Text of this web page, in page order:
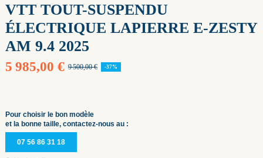
VTT TOUT-SUSPENDU
ÉLECTRIQUE LAPIERRE E-ZESTY
AM 9.4 2025
5 985,00 € 9 500,00 € -37%
Pour choisir le bon modèle
et la bonne taille, contactez-nous au :
07 56 86 31 18